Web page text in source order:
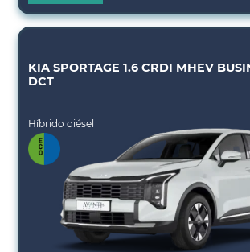
KIA SPORTAGE 1.6 CRDI MHEV
DCT
Híbrido diésel